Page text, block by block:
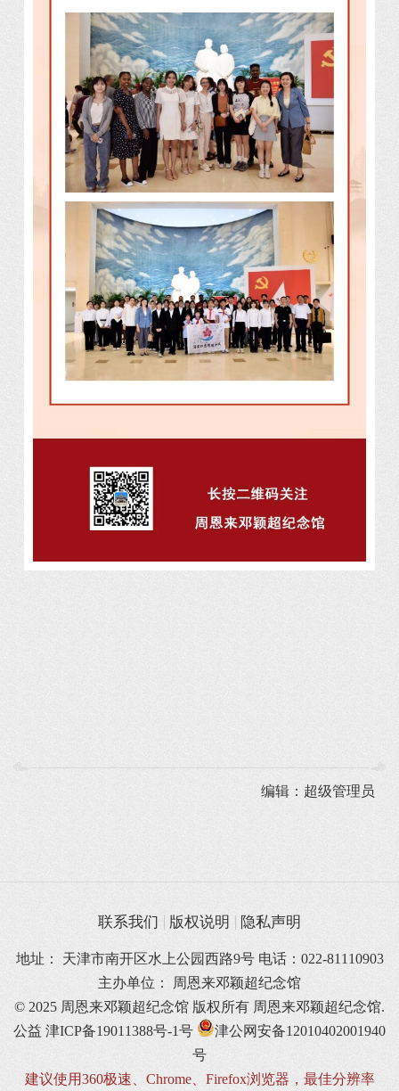
编辑：超级管理员
联系我们 版权说明 隐私声明
地址： 天津市南开区水上公园西路9号 电话：022-81110903
主办单位： 周恩来邓颖超纪念馆
© 2025 周恩来邓颖超纪念馆 版权所有 周恩来邓颖超纪念馆.
公益 津ICP备19011388号-1号
津公网安备12010402001940
号
建议使用360极速、Chrome、Firefox浏览器，最佳分辨率